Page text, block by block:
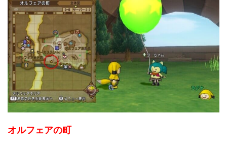
オルフェアの町